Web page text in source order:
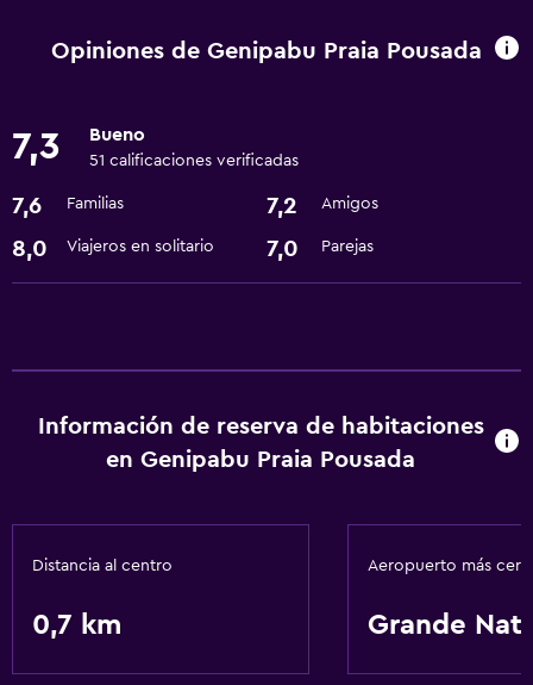
Comedor
Minibar
Servicios y facilidades
Estacionamiento y transporte
Traslado aeropuerto
Accesibilidad y adecuación
Áreas designadas para fumadores
Lavandería
Lavandería
Opiniones de Genipabu Praia Pousada
7,3 Bueno
51 calificaciones verificadas
7,6 Familias 7,2 Amigos
8,0 Viajeros en solitario 7,0 Parejas
Información de reserva de habitaciones
en Genipabu Praia Pousada
Distancia al centro
0,7 km
Aeropuerto más
Grande